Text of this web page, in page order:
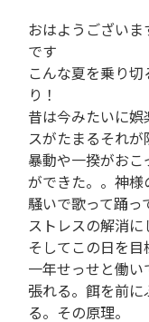
おはようござい
です
こんな夏を乗り
り！
昔は今みたいに
スがたまるそれが
暴動や一揆がお
ができた。。神
騒いで歌って踊っ
ストレスの解消に
そしてこの日を目
一年せっせと働
張れる。餌を前
る。その原理。